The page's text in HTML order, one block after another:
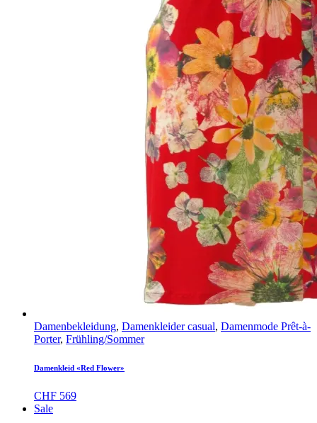
Damenbekleidung, Damenkleider casual, Damenmode Prêt-à-
Porter, Frühling/Sommer
Damenkleid «Red Flower»
CHF 569
Sale